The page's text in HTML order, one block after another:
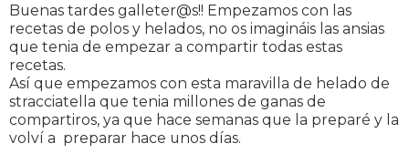
Buenas tardes galleter@s!! Empezamos con las
recetas de polos y helados, no os imagináis las ansias
que tenia de empezar a compartir todas estas
recetas.
Así que empezamos con esta maravilla de helado de
stracciatella que tenia millones de ganas de
compartiros, ya que hace semanas que la preparé y la
volví a preparar hace unos días.